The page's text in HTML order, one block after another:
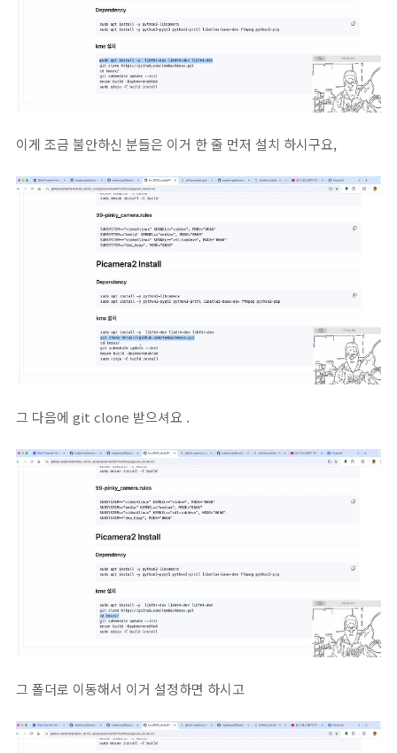
이게 조금 불안하신 분들은 이거 한 줄 먼저 설치 하시구요,
그 다음에 git clone 받으셔요 .
그 폴더로 이동해서 이거 설정하면 하시고